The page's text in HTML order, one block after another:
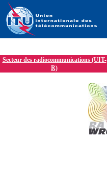
Secteur des radiocommunications (UIT-
R)